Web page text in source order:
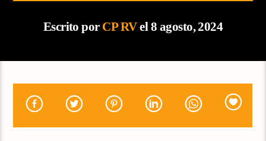
Escrito por CP RVel 8 agosto, 2024